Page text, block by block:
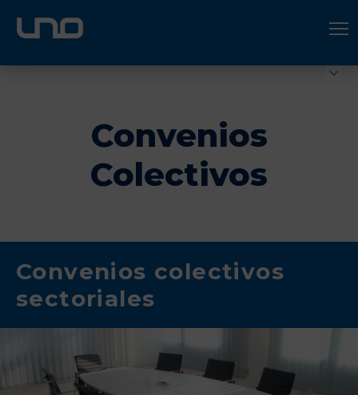
ÚNETE A UNO LOGÍSTICA
Convenios
Colectivos
Convenios colectivos
sectoriales